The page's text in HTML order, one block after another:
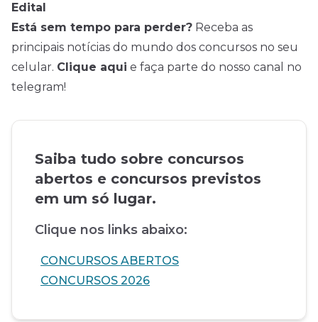
Edital
Está sem tempo para perder? Receba as
principais notícias do mundo dos concursos no seu
celular. Clique aqui e faça parte do nosso canal no
telegram!
Saiba tudo sobre concursos
abertos e concursos previstos
em um só lugar.
Clique nos links abaixo:
CONCURSOS ABERTOS
CONCURSOS 2026